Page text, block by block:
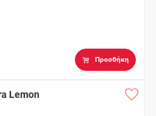
Προσθήκη
Lemon